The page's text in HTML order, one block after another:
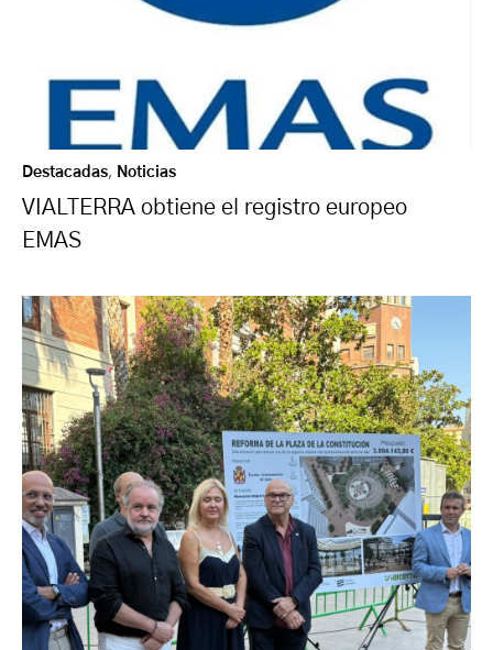
Destacadas, Noticias
VIALTERRA obtiene el registro europeo
EMAS